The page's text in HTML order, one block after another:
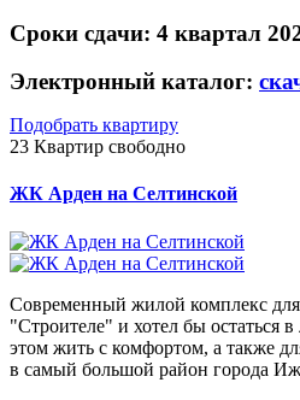
Сроки сдачи: 4 квартал
Электронный каталог:
Подобрать квартиру
23 Квартир свободно
ЖК Арден на Селтинской
Современный жилой комплекс
"Строителе" и хотел бы остаться
этом жить с комфортом, а также
в самый большой район города